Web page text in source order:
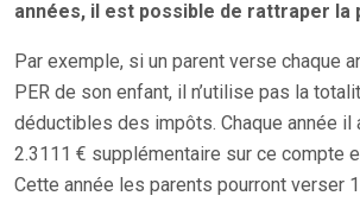
années, il est possible de rattraper la
Par exemple, si un parent verse chaque
PER de son enfant, il n’utilise pas la
déductibles des impôts. Chaque année il
2.3111 € supplémentaire sur ce compte
Cette année les parents pourront verser